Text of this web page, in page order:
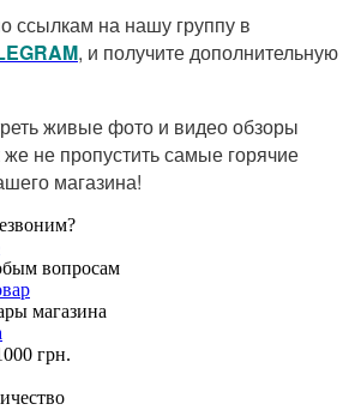
ссылкам на нашу группу в
, и получите дополнительную
живые фото и видео обзоры
не пропустить самые горячие
магазина!
вопросам
магазина
грн.